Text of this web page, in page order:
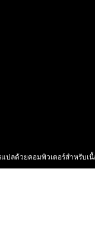
ปลด้วยคอมพิวเตอร์สำหรับ